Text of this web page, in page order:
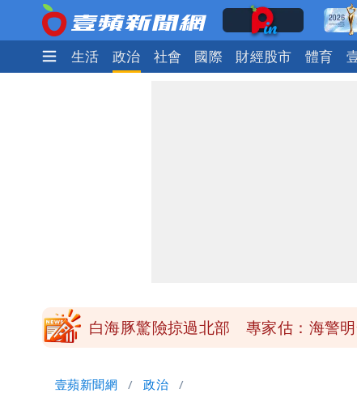
娛樂時尚 生活 政治 社會 國際 財經股市 體育
白海豚驚險掠過北部 專家估：海警
壹蘋新聞網 政治